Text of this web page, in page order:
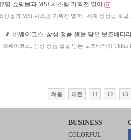
명 쇼핑몰과 MSI 시스템 기획전 열어
핑몰과 MSI 시스템 기획전 열어 세계 정상급 토
㈜웨이코스, 삼성 정품 셀을 담은 보조배터
㈜웨이코스, 삼성 정품 셀을 담은 보조배터리
처음 이전 11 12 13
BUSINESS
COLORFUL